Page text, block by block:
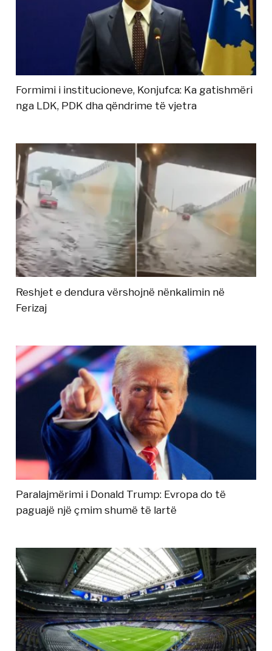
Formimi i institucioneve, Konjufca: Ka gatishmëri
nga LDK, PDK dha qëndrime të vjetra
Reshjet e dendura vërshojnë nënkalimin në
Ferizaj
Paralajmërimi i Donald Trump: Evropa do të
paguajë një çmim shumë të lartë